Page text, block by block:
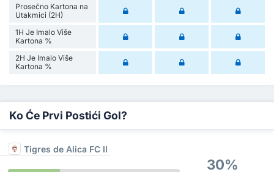
Prosečno Kartona na
Utakmici (2H)
1H Je Imalo Više
Kartona %
2H Je Imalo Više
Kartona %
Ko Će Prvi Postići Gol?
Tigres de Alica FC II
30%